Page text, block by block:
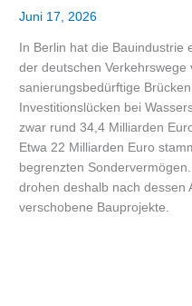
Juni 17, 2026
In Berlin hat die Bauindustrie
der deutschen Verkehrswege
sanierungsbedürftige
Investitionslücken bei
zwar rund 34,4 Milliarden
Etwa 22 Milliarden Euro
begrenzten
drohen deshalb nach dessen
verschobene Bauprojekte.